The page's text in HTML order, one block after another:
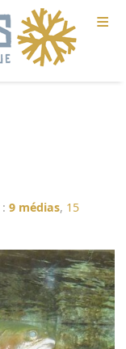
≡
:9 médias, 15